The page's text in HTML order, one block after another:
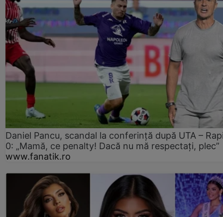
Daniel Pancu, scandal la conferință după UTA –
0: „Mamă, ce penalty! Dacă nu mă respectați, plec”
www.fanatik.ro